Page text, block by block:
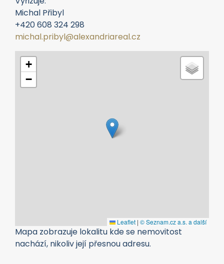
Michal Přibyl
+420 608 324 298
michal.pribyl@alexandriareal.cz
+
−
Leaflet | © Seznam.cz a.s. a další
Mapa zobrazuje lokalitu kde se nemovitost
nachází, nikoliv její přesnou adresu.